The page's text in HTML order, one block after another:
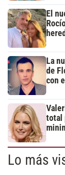
El
La
de
con
total
Lo más